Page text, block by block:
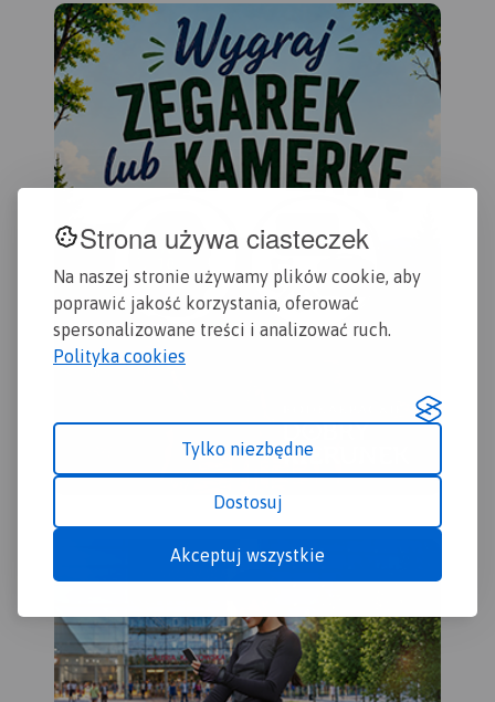
Strona używa ciasteczek
Na naszej stronie używamy plików cookie, aby
poprawić jakość korzystania, oferować
spersonalizowane treści i analizować ruch.
Polityka cookies
Tylko niezbędne
Dostosuj
Akceptuj wszystkie
wspinaczkowe, z których
słynie region i najważniejsze
atrakcje turystyczne.Rok
wydania: 2022
oznaczono czasy przejścia
na poszczególnych szlakach
turystycznych.
Rok wydania
2019